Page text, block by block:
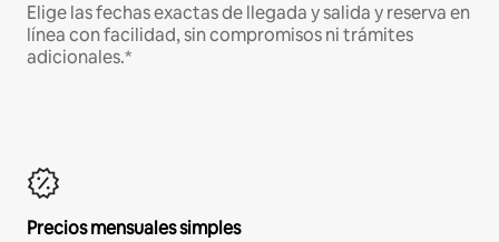
Elige las fechas exactas de llegada y salida y reserva en
línea con facilidad, sin compromisos ni trámites
adicionales.*
Precios mensuales simples